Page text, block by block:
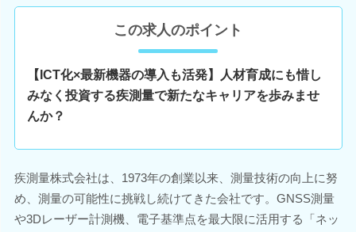
この求人のポイント
【ICT化×最新機器の導入も活発】人材育成にも惜し
みなく投資する疾測量で新たなキャリアを歩みませ
んか？
疾測量株式会社は、1973年の創業以来、測量技術の向上に努
め、測量の可能性に挑戦し続けてきた会社です。GNSS測量
や3Dレーザー計測機、電子基準点を最大限に活用する「ネッ